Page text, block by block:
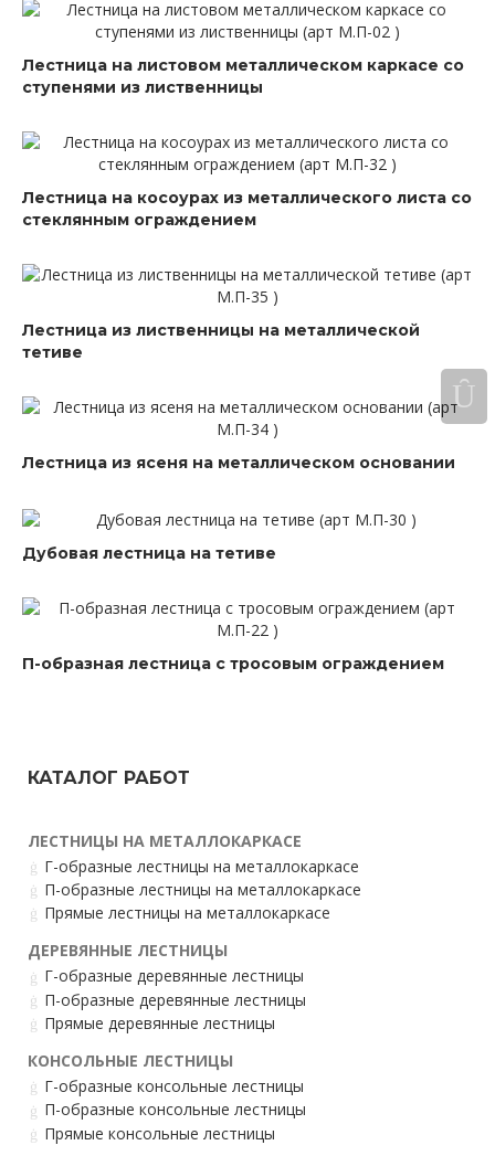
КАТАЛОГ РАБОТ
ЛЕСТНИЦЫ НА МЕТАЛЛОКАРКАСЕ
Г-образные лестницы на металлокаркасе
П-образные лестницы на металлокаркасе
Прямые лестницы на металлокаркасе
ДЕРЕВЯННЫЕ ЛЕСТНИЦЫ
Г-образные деревянные лестницы
П-образные деревянные лестницы
Прямые деревянные лестницы
КОНСОЛЬНЫЕ ЛЕСТНИЦЫ
Г-образные консольные лестницы
П-образные консольные лестницы
Прямые консольные лестницы
Лестница на листовом металлическом каркасе со
ступенями из лиственницы
Лестница на косоурах из металлического листа со
стеклянным ограждением
Лестница из лиственницы на металлической
тетиве
Лестница из ясеня на металлическом основании
Дубовая лестница на тетиве
П-образная лестница с тросовым ограждением